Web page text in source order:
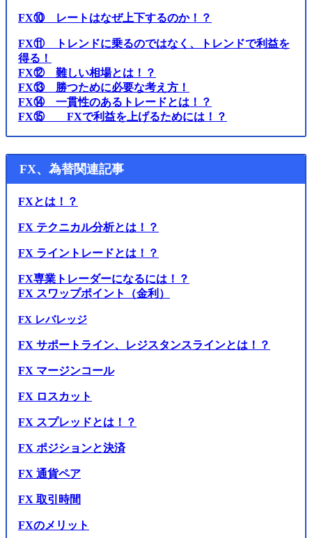
FX⑩ レートはなぜ上下するのか！？
FX⑪ トレンドに乗るのではなく、トレンドで利益を
得る！
FX⑫ 難しい相場とは！？
FX⑬ 勝つために必要な考え方！
FX⑭ 一貫性のあるトレードとは！？
FX⑮ FXで利益を上げるためには！？
FX、為替関連記事
FXとは！？
FX テクニカル分析とは！？
FX ライントレードとは！？
FX専業トレーダーになるには！？
FX スワップポイント（金利）
FX レバレッジ
FX サポートライン、レジスタンスラインとは！？
FX マージンコール
FX ロスカット
FX スプレッドとは！？
FX ポジションと決済
FX 通貨ペア
FX 取引時間
FXのメリット